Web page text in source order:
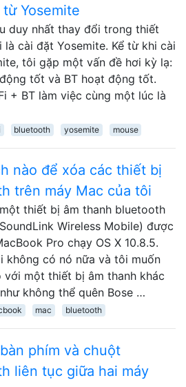
Yosemite
duy nhất thay đổi trong thiết
là cài đặt Yosemite. Kể từ khi cài
tôi gặp một vấn đề hơi kỳ lạ:
tốt và BT hoạt động tốt.
+ BT làm việc cùng một lúc là
bluetooth yosemite mouse
nào để xóa các thiết bị
trên máy Mac của tôi
thiết bị âm thanh bluetooth
Wireless Mobile) được
Pro chạy OS X 10.8.5.
không có nó nữa và tôi muốn
với một thiết bị âm thanh khác
không thể quên Bose …
mac bluetooth
phím và chuột
liên tục giữa hai máy